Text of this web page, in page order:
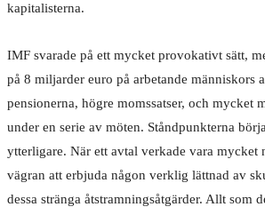
kapitalisterna.
IMF svarade på ett mycket provokativt sätt,
på 8 miljarder euro på arbetande
pensionerna, högre momssatser, och mycket
under en serie av möten. Ståndpunkterna
ytterligare. När ett avtal verkade vara mycket
vägran att erbjuda någon verklig lättnad av
dessa stränga åtstramningsåtgärder. Allt